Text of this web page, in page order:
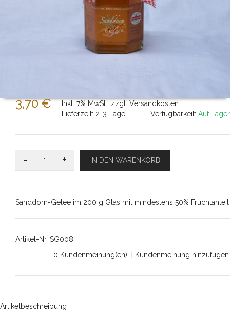
3,70 € Inkl. 7% MwSt. zzgl. Versandkosten
Verfügbarkeit: Auf Lager
Lieferzeit: 2-3 Tage
- + IN DEN WARENKORB
Sanddorn-Gelee im 200 g Glas mit mindestens 50% Fruchtanteil
Artikel-Nr. SG008
0 Kundenmeinung(en)
Kundenmeinung hinzufügen
Artikelbeschreibung